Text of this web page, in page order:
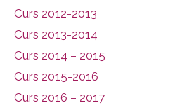
Curs 2012-2013
Curs 2013-2014
Curs 2014 – 2015
Curs 2015-2016
Curs 2016 – 2017